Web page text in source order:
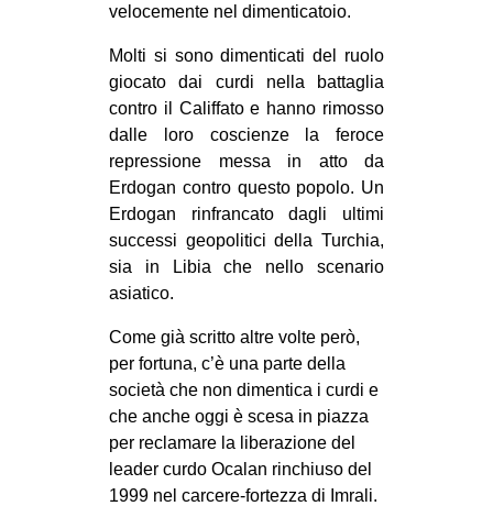
DIRITTO ALL’ABITARE
GENERI
MIGRAZIONI
PRECARIATO
REPRESSIONE
STUDENTI
CULTURE
CINEMA
MANIFESTI
MUSICA
RECENSIONI
INTERNAZIONALE
velocemente nel dimenticatoio.
Molti si sono dimenticati del ruolo
giocato dai curdi nella battaglia
contro il Califfato e hanno rimosso
dalle loro coscienze la feroce
repressione messa in atto da
Erdogan contro questo popolo. Un
Erdogan rinfrancato dagli ultimi
successi geopolitici della Turchia,
sia in Libia che nello scenario
asiatico.
Come già scritto altre volte però,
per fortuna, c’è una parte della
società che non dimentica i curdi e
che anche oggi è scesa in piazza
per reclamare la liberazione del
leader curdo Ocalan rinchiuso del
1999 nel carcere-fortezza di Imrali.